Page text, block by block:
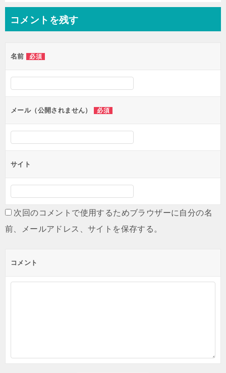
ビ
ゲ
シ
ン
コメントを残す
名前 必須
メール（公開されません） 必須
サイト
次回のコメントで使用するためブラウザーに自分の名
前、メールアドレス、サイトを保存する。
コメント